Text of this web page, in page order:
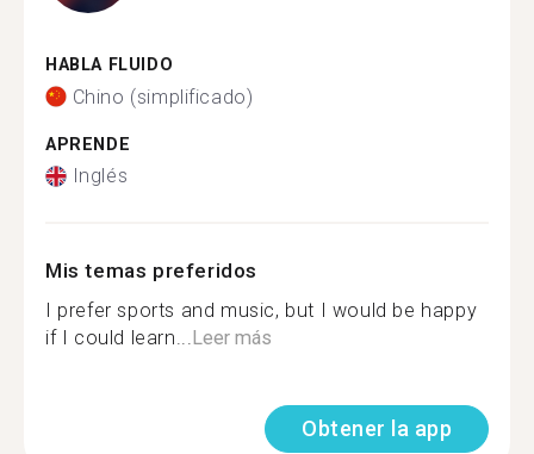
HABLA FLUIDO
Chino (simplificado)
APRENDE
Inglés
Mis temas preferidos
I prefer sports and music, but I would be happy
if I could learn...Leer más
Obtener la app